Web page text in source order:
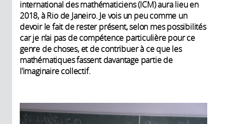
international des mathématiciens (ICM) aura lieu en
2018, à Rio de Janeiro. Je vois un peu comme un
devoir le fait de rester présent, selon mes possibilités
car je n’ai pas de compétence particulière pour ce
genre de choses, et de contribuer à ce que les
mathématiques fassent davantage partie de
l’imaginaire collectif.